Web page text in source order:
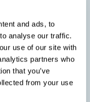
and ads, to
analyse our traffic.
use of our site with
partners who
that you’ve
from your use
может эффективно
нарушенные
Это способствует
склерозом:
рядом нарушений в
что приводит к